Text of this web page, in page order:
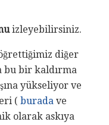
izleyebilirsiniz.
diğer
bu bir kaldırma
yükseliyor ve
( burada ve
olarak askıya